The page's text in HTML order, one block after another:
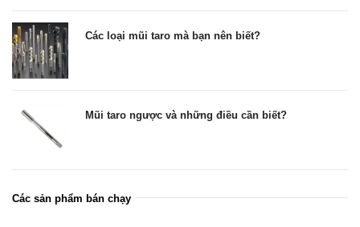
Các loại mũi taro mà bạn nên biết?
Mũi taro ngược và những điều cần biết?
Các sản phẩm bán chạy